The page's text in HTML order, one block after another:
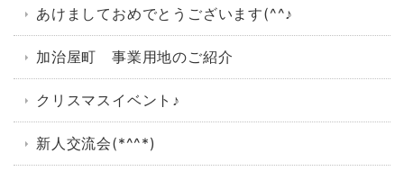
あけましておめでとうございます(^^♪
加治屋町 事業用地のご紹介
クリスマスイベント♪
新人交流会(*^^*)